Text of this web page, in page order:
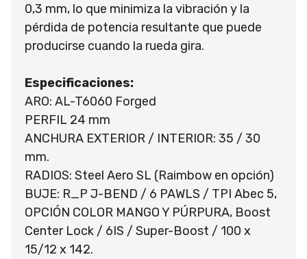
0,3 mm, lo que minimiza la vibración y la
pérdida de potencia resultante que puede
producirse cuando la rueda gira.
Especificaciones:
ARO: AL-T6060 Forged
PERFIL 24 mm
ANCHURA EXTERIOR / INTERIOR: 35 / 30
mm.
RADIOS: Steel Aero SL (Raimbow en opción)
BUJE: R_P J-BEND / 6 PAWLS / TPI Abec 5,
OPCIÓN COLOR MANGO Y PÚRPURA, Boost
Center Lock / 6IS / Super-Boost / 100 x
15/12 x 142.